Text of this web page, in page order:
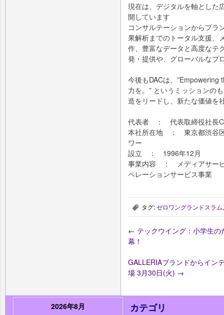
現在は、デジタルを軸とした
開しています
コンサルテーションからプラ
果解析までのトータル支援、
作、豊富なデータと高度なテ
発・提供や、グローバルなプ
今後もDACは、
力を。” というミッションの
造をリードし、新たな価値を
代表者 ： 代表取締役社長
本社所在地 ： 東京都渋谷
ワー
設立 ： 1996年12月
事業内容 ： メディアサービ
ペレーションサービス事業
, タグ:ゼロワングランドスラム
← テックウイング：小学生
幕！
GALLERIAブランドからイン
場 3月30日(火) →
2026年8月
カテゴリ